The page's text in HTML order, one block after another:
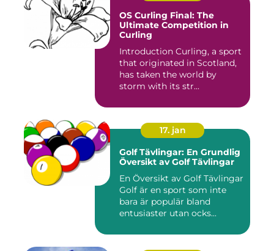
OS Curling Final: The
Ultimate Competition in
Curling
Introduction Curling, a sport
that originated in Scotland,
has taken the world by
storm with its str...
17. jan
Golf Tävlingar: En Grundlig
Översikt av Golf Tävlingar
En Översikt av Golf Tävlingar
Golf är en sport som inte
bara är populär bland
entusiaster utan ocks...